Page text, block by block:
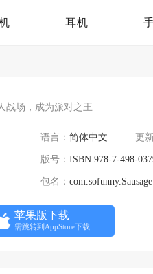
耳机
战场，成为派对之王
语言： 简体中文 更
版号： ISBN 978-7-498-
包名： com.sofunny.Sausage
苹果版下载
需跳转到AppStore下载